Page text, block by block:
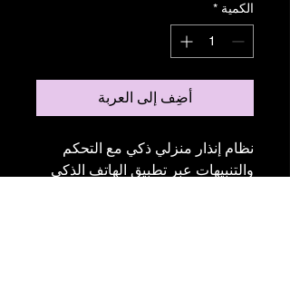
الكمية *
أضِف إلى العربة
والتنبيهات عبر تطبيق الهاتف الذكي